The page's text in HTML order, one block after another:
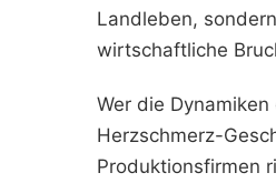
Landleben,
wirtschaftliche
Wer die
Herzschmerz-
Produktionsfirmen